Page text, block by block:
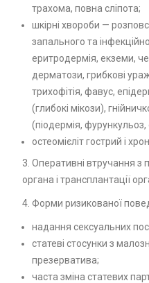
трахома, повна сліпота;
шкірні хвороби —
запального та
еритродермія, екземи,
дерматози, грибкові
трихофітія, фавус,
(глибокі мікози),
(піодермія, фурункульоз,
остеомієліт гострий і
3. Оперативні втручання з
органа і трансплантації
4. Форми ризикованої
надання сексуальних
статеві стосунки з
презерватива;
часта зміна статевих